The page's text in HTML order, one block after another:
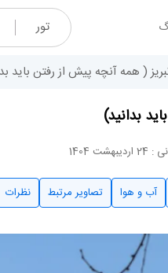
تور
( همه آنچه پیش از رفتن باید
بدانید)
1404
آب و هوا تصاویر مرتبط نظرات